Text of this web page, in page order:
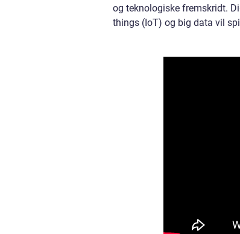
og teknologiske fremskridt.
things (IoT) og big data vil